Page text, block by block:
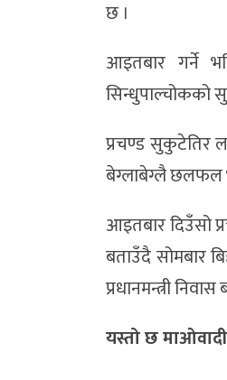
छ ।
आइतबार गर्ने
सिन्धुपाल्चोकको
प्रचण्ड सुकुटेतिर
बेग्लाबेग्लै छलफल
आइतबार दिउँसो
बताउँदै सोमबार
प्रधानमन्त्री
यस्तो छ